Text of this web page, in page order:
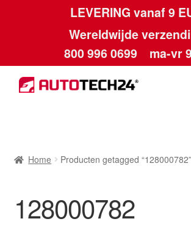
LEVERING vanaf 9
Wereldwijde
800 996 0699 ma-vr
Ga
door
Ga
naar
Betalingen
Home Producten getagged “128000782”
128000782